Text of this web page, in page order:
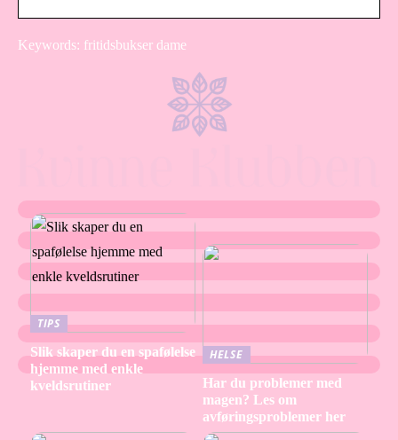
Keywords: fritidsbukser dame
TIPS
Slik skaper du en spafølelse
hjemme med enkle
kveldsrutiner
HELSE
Har du problemer med
magen? Les om
avføringsproblemer her